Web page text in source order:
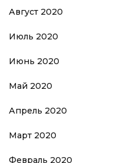
Август 2020
Июль 2020
Июнь 2020
Май 2020
Апрель 2020
Март 2020
Февраль 2020